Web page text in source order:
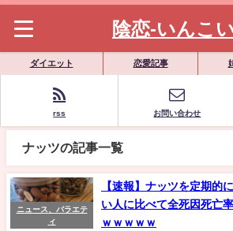
陰恋-いんこ
ダイエット 恋愛記事
rss お問い合わせ
ナッツの記事一覧
ニュース、バラエテ
ィ
【速報】ナッツを定期的
い人に比べて全死因死亡
ｗｗｗｗｗ